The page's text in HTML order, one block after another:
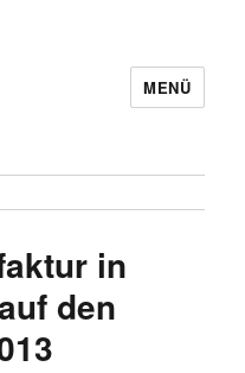
MENÜ
in
den